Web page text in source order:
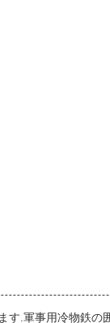
す.軍事用冷物鉄